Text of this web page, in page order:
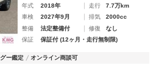
年式 2018年 走行
7.7万km
車検
2027年9月 排気
2000cc
整備
法定整備付 修復
なし
保証
保証付 (12ヶ月・走行無制限)
グー鑑定 オンライン商談可